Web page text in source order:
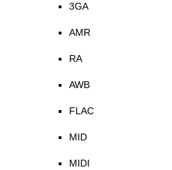
3GA
AMR
RA
AWB
FLAC
MID
MIDI